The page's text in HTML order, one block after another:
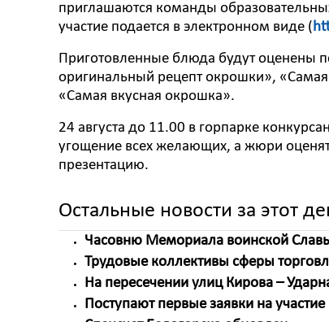
приглашаются команды
участие подается в электронном виде (
Приготовленные блюда будут оценены
оригинальный рецепт окрошки»,
«Самая вкусная окрошка».
24 августа до 11.00 в горпарке
угощение всех желающих, а жюри
презентацию.
Остальные новости за этот
Часовню Мемориала воинской
Трудовые коллективы сферы
На пересечении улиц Кирова –
Поступают первые заявки на